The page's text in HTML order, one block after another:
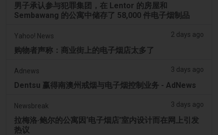
男子承认参与犯罪集团，在 Lentor 的房屋和
Sembawang 的公寓中储存了 58,000 件电子烟制品
Yahoo! News 2 days ago
购物者声称：商业街上的电子烟店太多了
Adnews 3 days ago
Dentsu 赢得南澳州戒烟与电子烟控制业务 - AdNews
Newsbreak 3 days ago
拉梅洛·鲍尔的公寓因‘电子烟店’室内设计而在网上引发
热议